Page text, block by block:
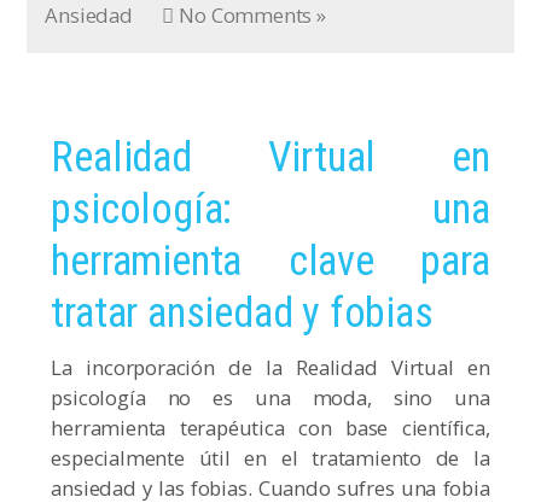
Ansiedad
No Comments »
Realidad Virtual en
psicología: una
herramienta clave para
tratar ansiedad y fobias
La incorporación de la Realidad Virtual en
psicología no es una moda, sino una
herramienta terapéutica con base científica,
especialmente útil en el tratamiento de la
ansiedad y las fobias. Cuando sufres una fobia